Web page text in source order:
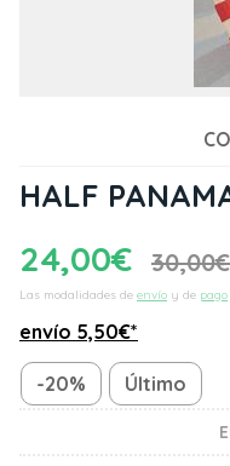
HALF
24,00€ 30,00€
Las modalidades de envío y de pago
envío 5,50€*
-20% Último